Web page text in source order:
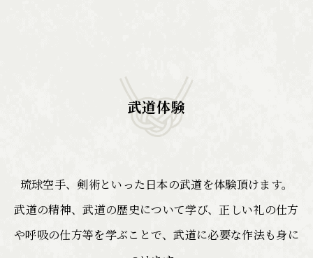
武道体験
琉球空手、剣術といった日本の武道を体験頂けます。
武道の精神、武道の歴史について学び、正しい礼の仕方
や呼吸の仕方等を学ぶことで、武道に必要な作法も身に